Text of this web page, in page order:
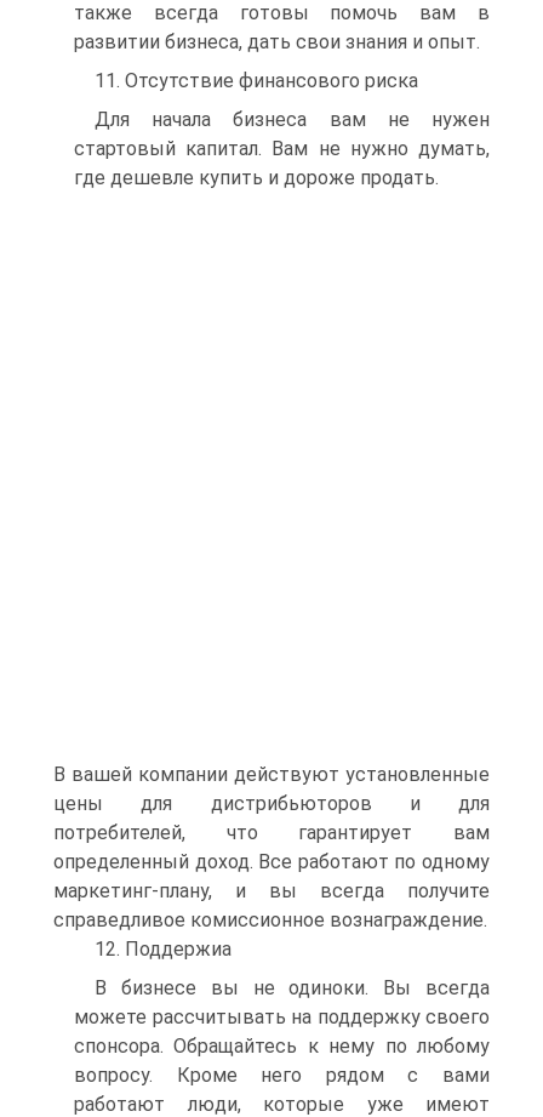
также всегда готовы помочь вам в
развитии бизнеса, дать свои знания и опыт.
11. Отсутствие финансового риска
Для начала бизнеса вам не нужен
стартовый капитал. Вам не нужно думать,
где дешевле купить и дороже продать.
В вашей компании действуют установленные
цены для дистрибьюторов и для
потребителей, что гарантирует вам
определенный доход. Все работают по одному
маркетинг-плану, и вы всегда получите
справедливое комиссионное вознаграждение.
12. Поддержиа
В бизнесе вы не одиноки. Вы всегда
можете рассчитывать на поддержку своего
спонсора. Обращайтесь к нему по любому
вопросу. Кроме него рядом с вами
работают люди, которые уже имеют